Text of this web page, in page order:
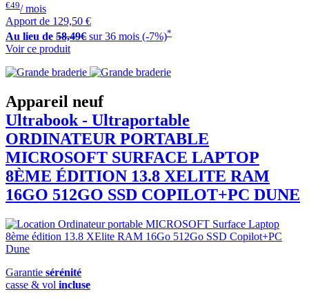
€49/ mois
Apport de 129,50 €
Au lieu de 58,49€ sur 36 mois (-7%)*
Voir ce produit
Appareil neuf
Ultrabook - Ultraportable
ORDINATEUR PORTABLE
MICROSOFT SURFACE LAPTOP
8ÈME ÉDITION 13.8 XELITE RAM
16GO 512GO SSD COPILOT+PC DUNE
Garantie sérénité
casse & vol incluse